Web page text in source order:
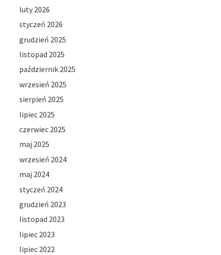
luty 2026
styczeń 2026
grudzień 2025
listopad 2025
październik 2025
wrzesień 2025
sierpień 2025
lipiec 2025
czerwiec 2025
maj 2025
wrzesień 2024
maj 2024
styczeń 2024
grudzień 2023
listopad 2023
lipiec 2023
lipiec 2022